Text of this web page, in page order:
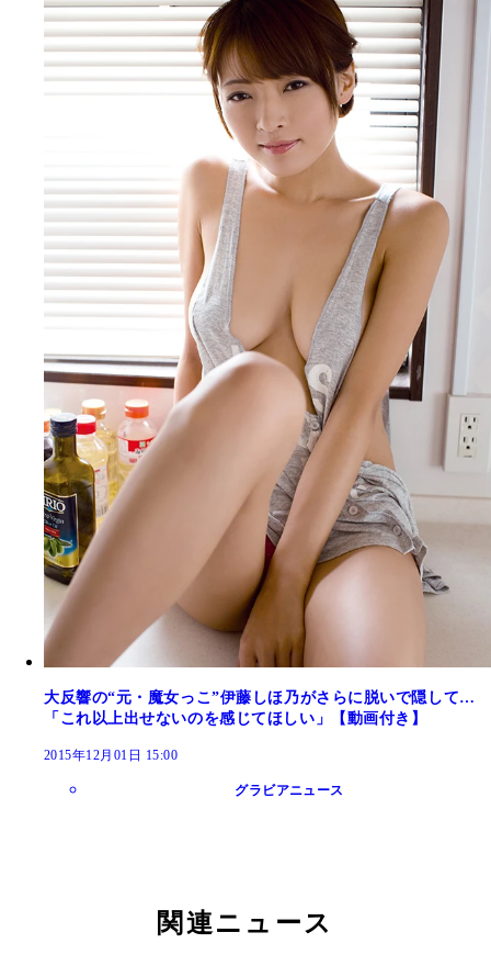
大反響の“元・魔女っこ”伊藤しほ乃がさらに脱いで隠して…
「これ以上出せないのを感じてほしい」【動画付き】
2015年12月01日 15:00
グラビアニュース
関連ニュース